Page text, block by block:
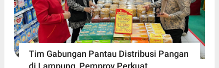
Tim Gabungan Pantau Distribusi Pangan
di Lampung, Pemprov Perkuat